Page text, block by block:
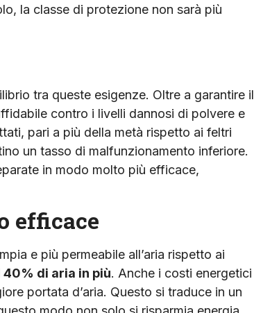
la classe di protezione non sarà più
tra queste esigenze. Oltre a garantire il
contro i livelli dannosi di polvere e
pari a più della metà rispetto ai feltri
un tasso di malfunzionamento inferiore.
in modo molto più efficace,
efficace
e più permeabile all’aria rispetto ai
di aria in più. Anche i costi energetici
portata d’aria. Questo si traduce in un